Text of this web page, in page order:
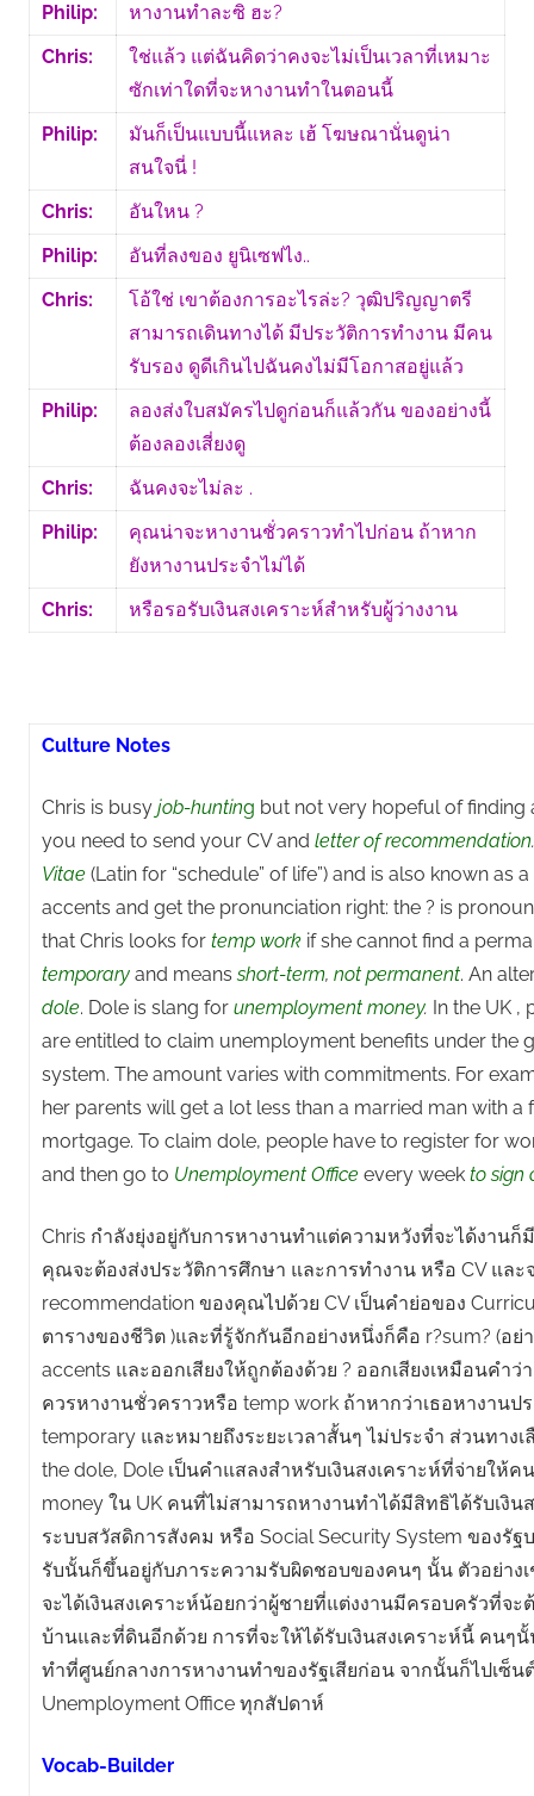
Philip:
หางานทำละซิ ฮะ?
Chris:
ใช่แล้ว แต่ฉันคิดว่าคงจะไม่เป็นเวลาที่เหมาะ
ซักเท่าใดที่จะหางานทำในตอนนี้
Philip:
มันก็เป็นแบบนี้แหละ เฮ้ โฆษณานั่นดูน่า
สนใจนี่ !
Chris:
อันใหน ?
Philip:
อันที่ลงของ ยูนิเซฟไง..
Chris:
โอ้ใช่ เขาต้องการอะไรล่ะ? วุฒิปริญญาตรี
สามารถเดินทางได้ มีประวัติการทำงาน มีคน
รับรอง ดูดีเกินไปฉันคงไม่มีโอกาสอยู่แล้ว
Philip:
ลองส่งใบสมัครไปดูก่อนก็แล้วกัน ของอย่างนี้
ต้องลองเสี่ยงดู
Chris:
ฉันคงจะไม่ละ .
Philip:
คุณน่าจะหางานชั่วคราวทำไปก่อน ถ้าหาก
ยังหางานประจำไม่ได้
Chris:
หรือรอรับเงินสงเคราะห์สำหรับผู้ว่างงาน
Culture Notes
Chris is busy job-hunting but not very hopeful of finding
you need to send your CV and letter of recommendation.
Vitae (Latin for “schedule” of life”) and is also known as a
accents and get the pronunciation right: the ? is
that Chris looks for temp workif she cannot find a
temporaryand meansshort-term, not permanent. An
dole. Dole is slang for unemployment money. In the UK ,
are entitled to claim unemployment benefits under the
system. The amount varies with commitments. For
her parents will get a lot less than a married man with
mortgage. To claim dole, people have to register for
and then go to Unemployment Office every week to sign
Chris กำลังยุ่งอยู่กับการหางานทำแต่ความหวังที่จะได้งาน
คุณจะต้องส่งประวัติการศึกษา และการทำงาน หรือ CV แล
recommendation ของคุณไปด้วย CV เป็นคำย่อของ
ตารางของชีวิต )และที่รู้จักกันอีกอย่างหนึ่งก็คือ r?sum? (อย่
accents และออกเสียงให้ถูกต้องด้วย ? ออกเสียงเหมือนคำว่
ควรหางานชั่วคราวหรือ temp work ถ้าหากว่าเธอหางานป
temporary และหมายถึงระยะเวลาสั้นๆ ไม่ประจำ ส่วนทาง
the dole, Dole เป็นคำแสลงสำหรับเงินสงเคราะห์ที่จ่ายให้
money ใน UK คนที่ไม่สามารถหางานทำได้มีสิทธิได้รับเงิน
ระบบสวัสดิการสังคม หรือ Social Security System ของรัฐ
รับนั้นก็ขึ้นอยู่กับภาระความรับผิดชอบของคนๆ นั้น ตัวอย่าง
จะได้เงินสงเคราะห์น้อยกว่าผู้ชายที่แต่งงานมีครอบครัวที่จ
บ้านและที่ดินอีกด้วย การที่จะให้ได้รับเงินสงเคราะห์นี้ คนๆ
ทำที่ศูนย์กลางการหางานทำของรัฐเสียก่อน จากนั้นก็ไปเซ็
Unemployment Office ทุกสัปดาห์
Vocab-Builder